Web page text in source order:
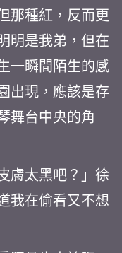
那種紅，反而更
明是我弟，但在
一瞬間陌生的感
出現，應該是存
舞台中央的角
膚太黑吧？」徐
我在偷看又不想